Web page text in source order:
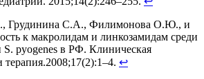
Грудинина С.А., Филимонова О.Ю., и
к макролидам и линкозамидам среди
S. pyogenes в РФ. Клиническая
терапия.2008;17(2):1–4. ↩